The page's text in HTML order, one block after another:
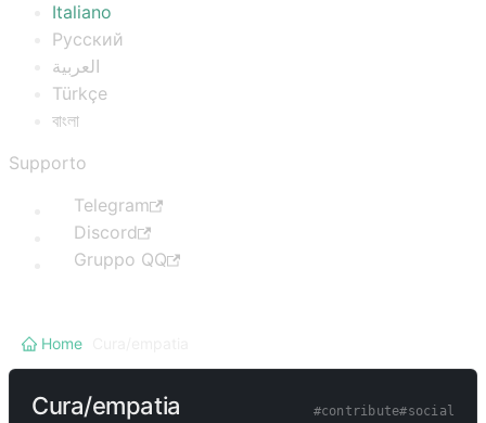
Italiano
Русский
العربية
Türkçe
বাংলা
Supporto
Telegram
Discord
Gruppo QQ
Home
Cura/empatia #contribute#social